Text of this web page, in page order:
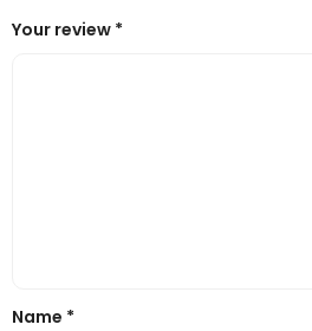
Your review *
Name *